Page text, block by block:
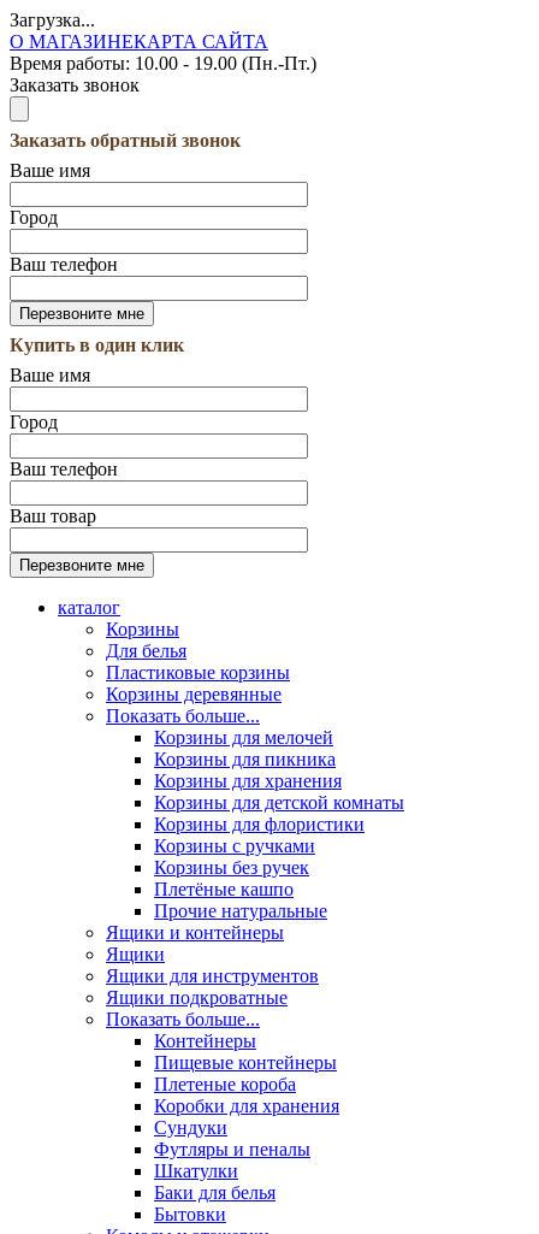
Загрузка...
О МАГАЗИНЕКАРТА САЙТА
Время работы: 10.00 - 19.00 (Пн.-Пт.)
Заказать звонок
Заказать обратный звонок
Ваше имя
Город
Ваш телефон
Купить в один клик
Ваше имя
Город
Ваш телефон
Ваш товар
каталог
Корзины
Для белья
Пластиковые корзины
Корзины деревянные
Показать больше...
Корзины для мелочей
Корзины для пикника
Корзины для хранения
Корзины для детской комнаты
Корзины для флористики
Корзины с ручками
Корзины без ручек
Плетёные кашпо
Прочие натуральные
Ящики и контейнеры
Ящики
Ящики для инструментов
Ящики подкроватные
Показать больше...
Контейнеры
Пищевые контейнеры
Плетеные короба
Коробки для хранения
Сундуки
Футляры и пеналы
Шкатулки
Баки для белья
Бытовки